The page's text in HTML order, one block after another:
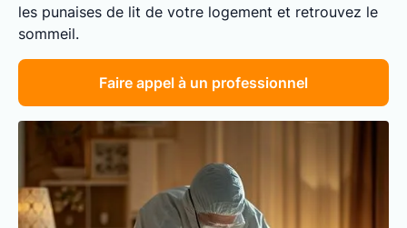
les punaises de lit de votre logement et retrouvez le
sommeil.
Faire appel à un professionnel